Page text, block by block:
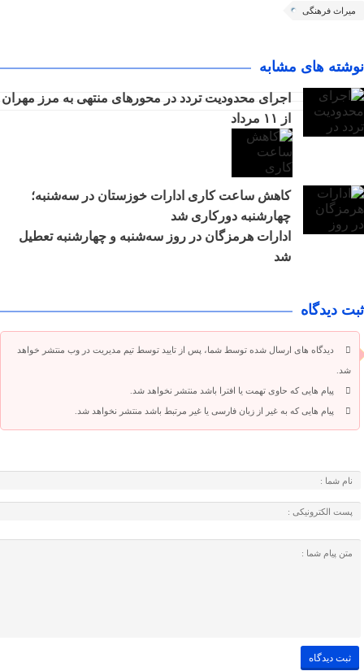
میراث فرهنگی
نوشته های مشابه
اجرای محدودیت تردد در محورهای منتهی به مرز مهران
از ۱۱ مرداد
کاهش ساعت کاری ادارات خوزستان در سه‌شنبه؛
چهارشنبه دورکاری شد
ادارات هرمزگان در روز سه‌شنبه و چهارشنبه تعطیل
شد
ثبت دیدگاه
دیدگاه های ارسال شده توسط شما، پس از تایید توسط تیم مدیریت در وب منتشر خواهد
شد.
پیام هایی که حاوی تهمت یا افترا باشد منتشر نخواهد شد.
پیام هایی که به غیر از زبان فارسی یا غیر مرتبط باشد منتشر نخواهد شد.